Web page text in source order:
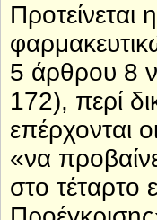
5 άρθρου 8
172), περί
επέρχονται
«να
στο τέταρτο